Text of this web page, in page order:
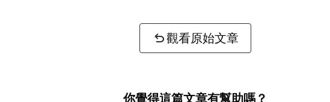
觀看原始文章
你覺得這篇文章有幫助嗎？